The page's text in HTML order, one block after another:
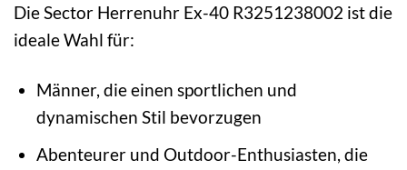
Die Sector Herrenuhr Ex-40 R3251238002 ist die
ideale Wahl für:
Männer, die einen sportlichen und
dynamischen Stil bevorzugen
Abenteurer und Outdoor-Enthusiasten, die